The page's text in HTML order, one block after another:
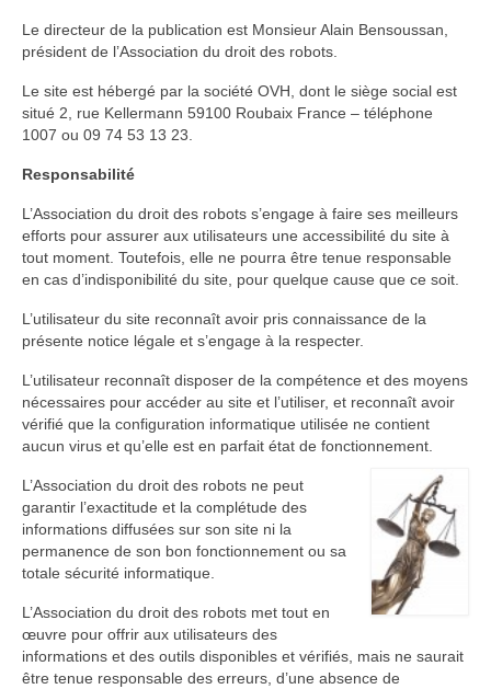
Le directeur de la publication est Monsieur Alain Bensoussan,
président de l’Association du droit des robots.
Le site est hébergé par la société OVH, dont le siège social est
situé 2, rue Kellermann 59100 Roubaix France – téléphone
1007 ou 09 74 53 13 23.
Responsabilité
L’Association du droit des robots s’engage à faire ses meilleurs
efforts pour assurer aux utilisateurs une accessibilité du site à
tout moment. Toutefois, elle ne pourra être tenue responsable
en cas d’indisponibilité du site, pour quelque cause que ce soit.
L’utilisateur du site reconnaît avoir pris connaissance de la
présente notice légale et s’engage à la respecter.
L’utilisateur reconnaît disposer de la compétence et des moyens
nécessaires pour accéder au site et l’utiliser, et reconnaît avoir
vérifié que la configuration informatique utilisée ne contient
aucun virus et qu’elle est en parfait état de fonctionnement.
L’Association du droit des robots ne peut
garantir l’exactitude et la complétude des
informations diffusées sur son site ni la
permanence de son bon fonctionnement ou sa
totale sécurité informatique.
L’Association du droit des robots met tout en
œuvre pour offrir aux utilisateurs des
informations et des outils disponibles et vérifiés, mais ne saurait
être tenue responsable des erreurs, d’une absence de